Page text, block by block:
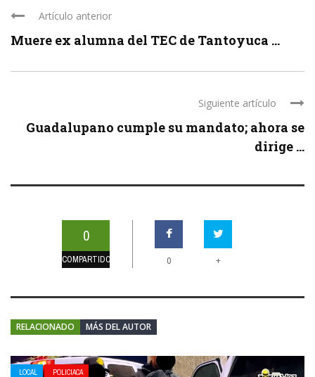
Artículo anterior
Muere ex alumna del TEC de Tantoyuca ...
Siguiente artículo
Guadalupano cumple su mandato; ahora se
dirige ...
0
COMPARTIDOS 0 +
RELACIONADO MÁS DEL AUTOR
LOCAL POLICIACA